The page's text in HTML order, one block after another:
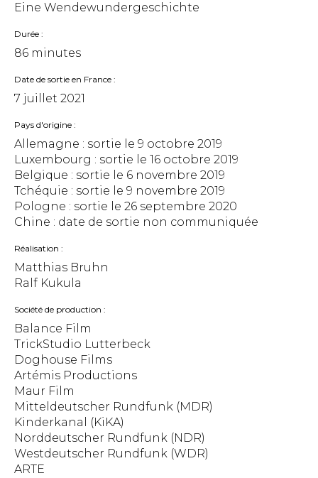
Eine Wendewundergeschichte
Durée
86 minutes
Date de sortie en France
7 juillet 2021
Pays d'origine
Allemagne : sortie le 9 octobre 2019
Luxembourg : sortie le 16 octobre 2019
Belgique : sortie le 6 novembre 2019
Tchéquie : sortie le 9 novembre 2019
Pologne : sortie le 26 septembre 2020
Chine : date de sortie non communiquée
Réalisation
Matthias Bruhn
Ralf Kukula
Société de production
Balance Film
TrickStudio Lutterbeck
Doghouse Films
Artémis Productions
Maur Film
Mitteldeutscher Rundfunk (MDR)
Kinderkanal (KiKA)
Norddeutscher Rundfunk (NDR)
Westdeutscher Rundfunk (WDR)
ARTE